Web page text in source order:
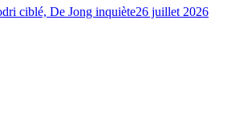
ciblé, De Jong inquiète26 juillet 2026